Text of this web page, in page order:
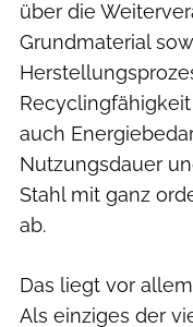
über die
Grundmaterial
auch
Nutzungsdauer
Stahl mit ganz
ab.
Das liegt vor
Als einziges der